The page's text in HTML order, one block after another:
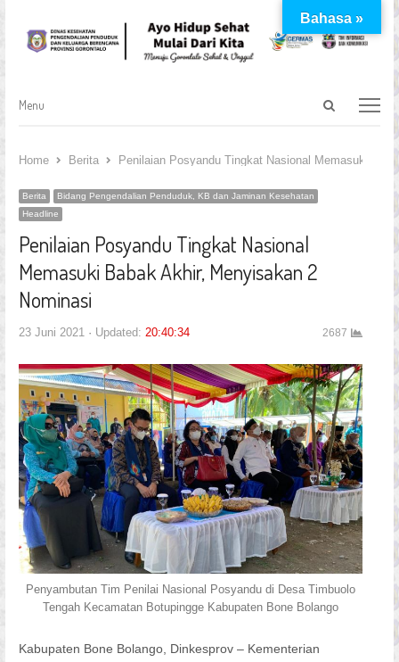
Open
Menu
Menu
Home Berita Penilaian Posyandu Tingkat Nasional Memasuki
Berita
Bidang Pengendalian Penduduk, KB dan Jaminan Kesehatan
Headline
Penilaian Posyandu Tingkat Nasional
Memasuki Babak Akhir, Menyisakan 2
Nominasi
23 Juni 2021 Updated: 20:40:34 2687
Penyambutan Tim Penilai Nasional Posyandu di Desa Timbuolo
Tengah Kecamatan Botupingge Kabupaten Bone Bolango
Kabupaten Bone Bolango, Dinkesprov – Kementerian
Bahasa »